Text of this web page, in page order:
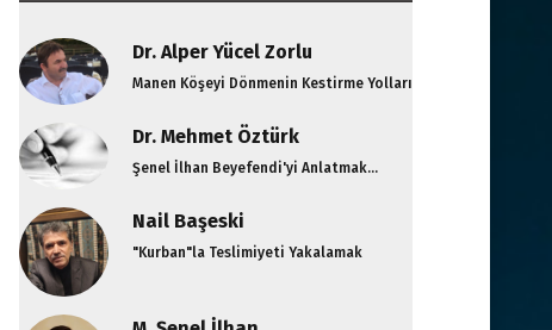
Dr. Alper Yücel Zorlu
Manen Köşeyi Dönmenin Kestirme Yolları
Dr. Mehmet Öztürk
Şenel İlhan Beyefendi'yi Anlatmak...
Nail Başeski
"Kurban"la Teslimiyeti Yakalamak